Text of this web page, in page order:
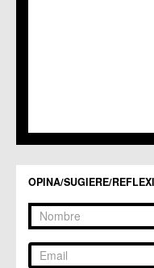
C.C. Zarandona
OPINA/SUGIERE/